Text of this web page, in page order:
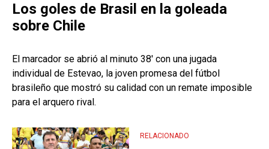
Los goles de Brasil en la goleada
sobre Chile
El marcador se abrió al minuto 38' con una jugada
individual de Estevao, la joven promesa del fútbol
brasileño que mostró su calidad con un remate imposible
para el arquero rival.
RELACIONADO